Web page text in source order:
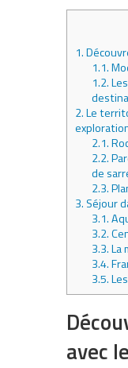
1.
1.1.
1.2.
2.Le
2.1.
2.2.
de
2.3.
3.Séjour
3.1.
3.2.
3.3.La
3.4.
3.5.
avec